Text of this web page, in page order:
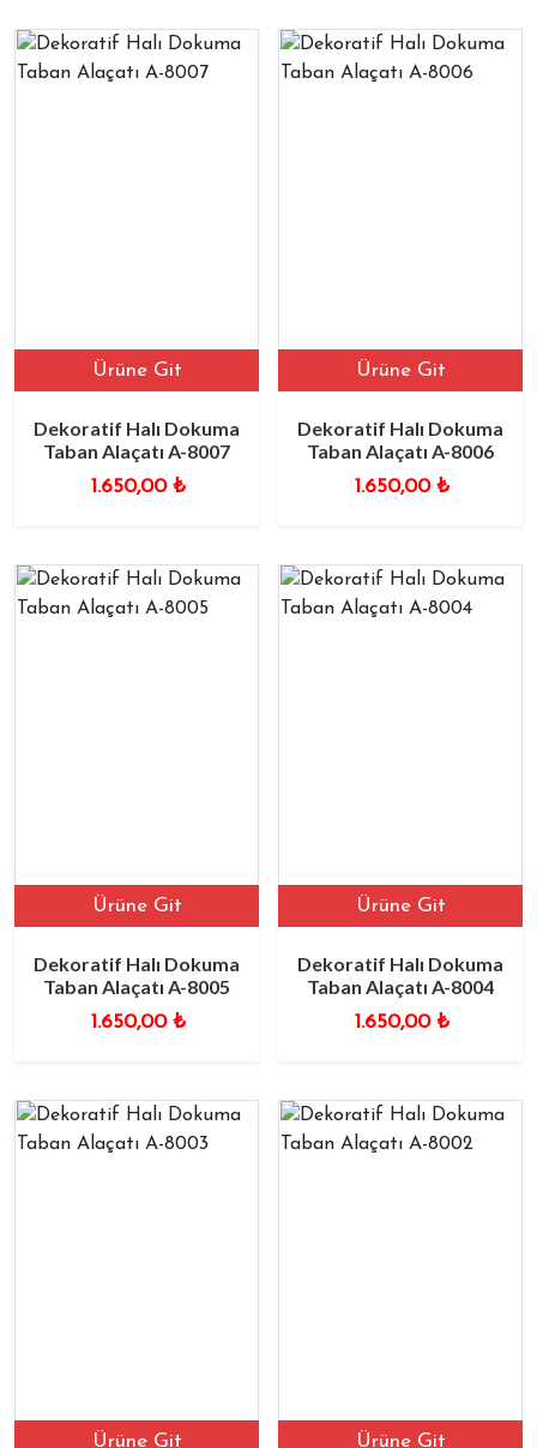
Ürüne Git
Dekoratif Halı Dokuma
Taban Alaçatı A-8007
1.650,00 ₺
Ürüne Git
Dekoratif Halı Dokuma
Taban Alaçatı A-8006
1.650,00 ₺
Ürüne Git
Dekoratif Halı Dokuma
Taban Alaçatı A-8005
1.650,00 ₺
Ürüne Git
Dekoratif Halı Dokuma
Taban Alaçatı A-8004
1.650,00 ₺
Ürüne Git Ürüne Git